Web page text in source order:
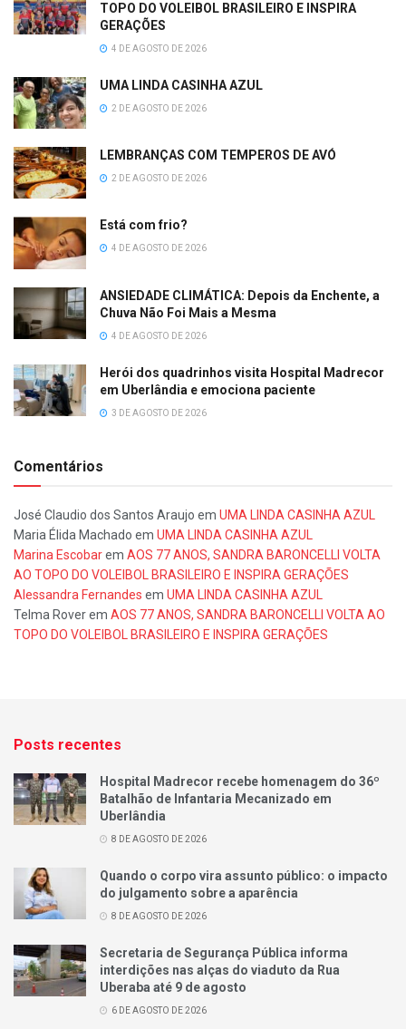
TOPO DO VOLEIBOL BRASILEIRO E INSPIRA
GERAÇÕES
4 DE AGOSTO DE 2026
UMA LINDA CASINHA AZUL
2 DE AGOSTO DE 2026
LEMBRANÇAS COM TEMPEROS DE AVÓ
2 DE AGOSTO DE 2026
Está com frio?
4 DE AGOSTO DE 2026
ANSIEDADE CLIMÁTICA: Depois da Enchente, a
Chuva Não Foi Mais a Mesma
4 DE AGOSTO DE 2026
Herói dos quadrinhos visita Hospital Madrecor
em Uberlândia e emociona paciente
3 DE AGOSTO DE 2026
Comentários
José Claudio dos Santos Araujo em UMA LINDA CASINHA AZUL
Maria Élida Machado em UMA LINDA CASINHA AZUL
Marina Escobarem AOS 77 ANOS, SANDRA BARONCELLI VOLTA
AO TOPO DO VOLEIBOL BRASILEIRO E INSPIRA GERAÇÕES
Alessandra Fernandes em UMA LINDA CASINHA AZUL
Telma Roverem AOS 77 ANOS, SANDRA BARONCELLI VOLTA AO
TOPO DO VOLEIBOL BRASILEIRO E INSPIRA GERAÇÕES
Posts recentes
Hospital Madrecor recebe homenagem do 36º
Batalhão de Infantaria Mecanizado em
Uberlândia
8 DE AGOSTO DE 2026
Quando o corpo vira assunto público: o impacto
do julgamento sobre a aparência
8 DE AGOSTO DE 2026
Secretaria de Segurança Pública informa
interdições nas alças do viaduto da Rua
Uberaba até 9 de agosto
6 DE AGOSTO DE 2026